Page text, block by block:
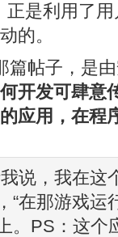
是利用了用
的。
篇帖子，是
开发可肆
应用，在程
说，我在
“在那游戏运
。PS：这个